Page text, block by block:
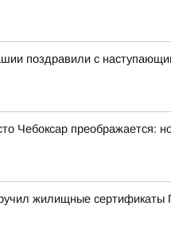
поздравили с
Чебоксар преображается:
жилищные сертификаты